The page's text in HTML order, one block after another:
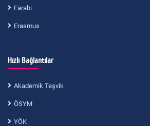
Farabi
Erasmus
Hızlı Bağlantılar
Akademik Teşvik
ÖSYM
YÖK